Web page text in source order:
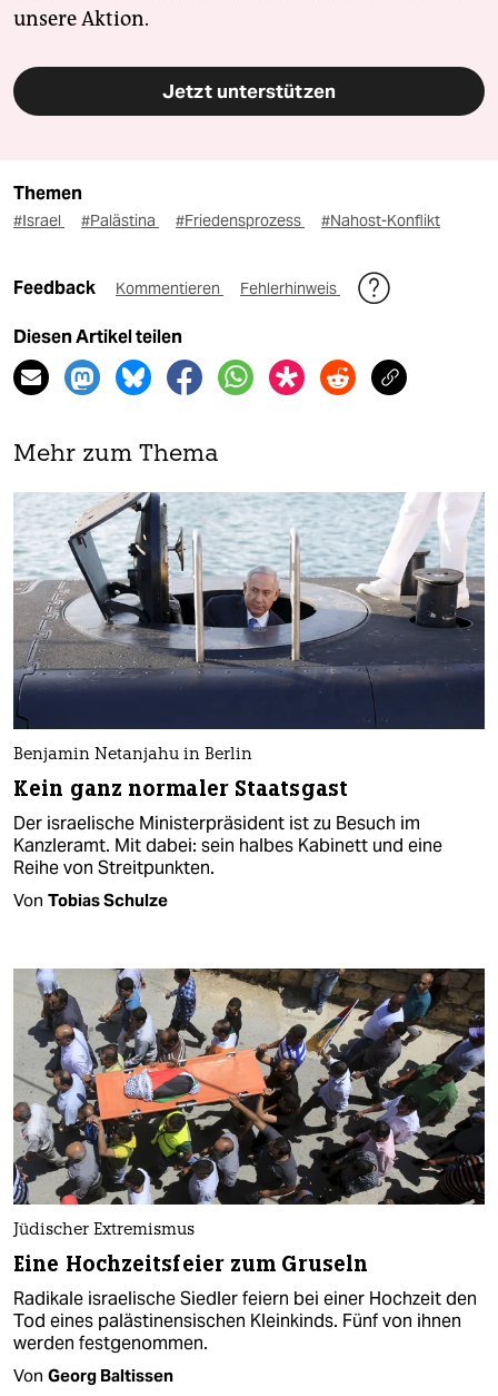
unsere Aktion.
Jetzt unterstützen
Themen
#Israel #Palästina #Friedensprozess #Nahost-Konflikt
Feedback Kommentieren Fehlerhinweis
Diesen Artikel teilen
Mehr zum Thema
Benjamin Netanjahu in Berlin
Kein ganz normaler Staatsgast
Der israelische Ministerpräsident ist zu Besuch im
Kanzleramt. Mit dabei: sein halbes Kabinett und eine
Reihe von Streitpunkten.
Von Tobias Schulze
Jüdischer Extremismus
Eine Hochzeitsfeier zum Gruseln
Radikale israelische Siedler feiern bei einer Hochzeit den
Tod eines palästinensischen Kleinkinds. Fünf von ihnen
werden festgenommen.
Von Georg Baltissen